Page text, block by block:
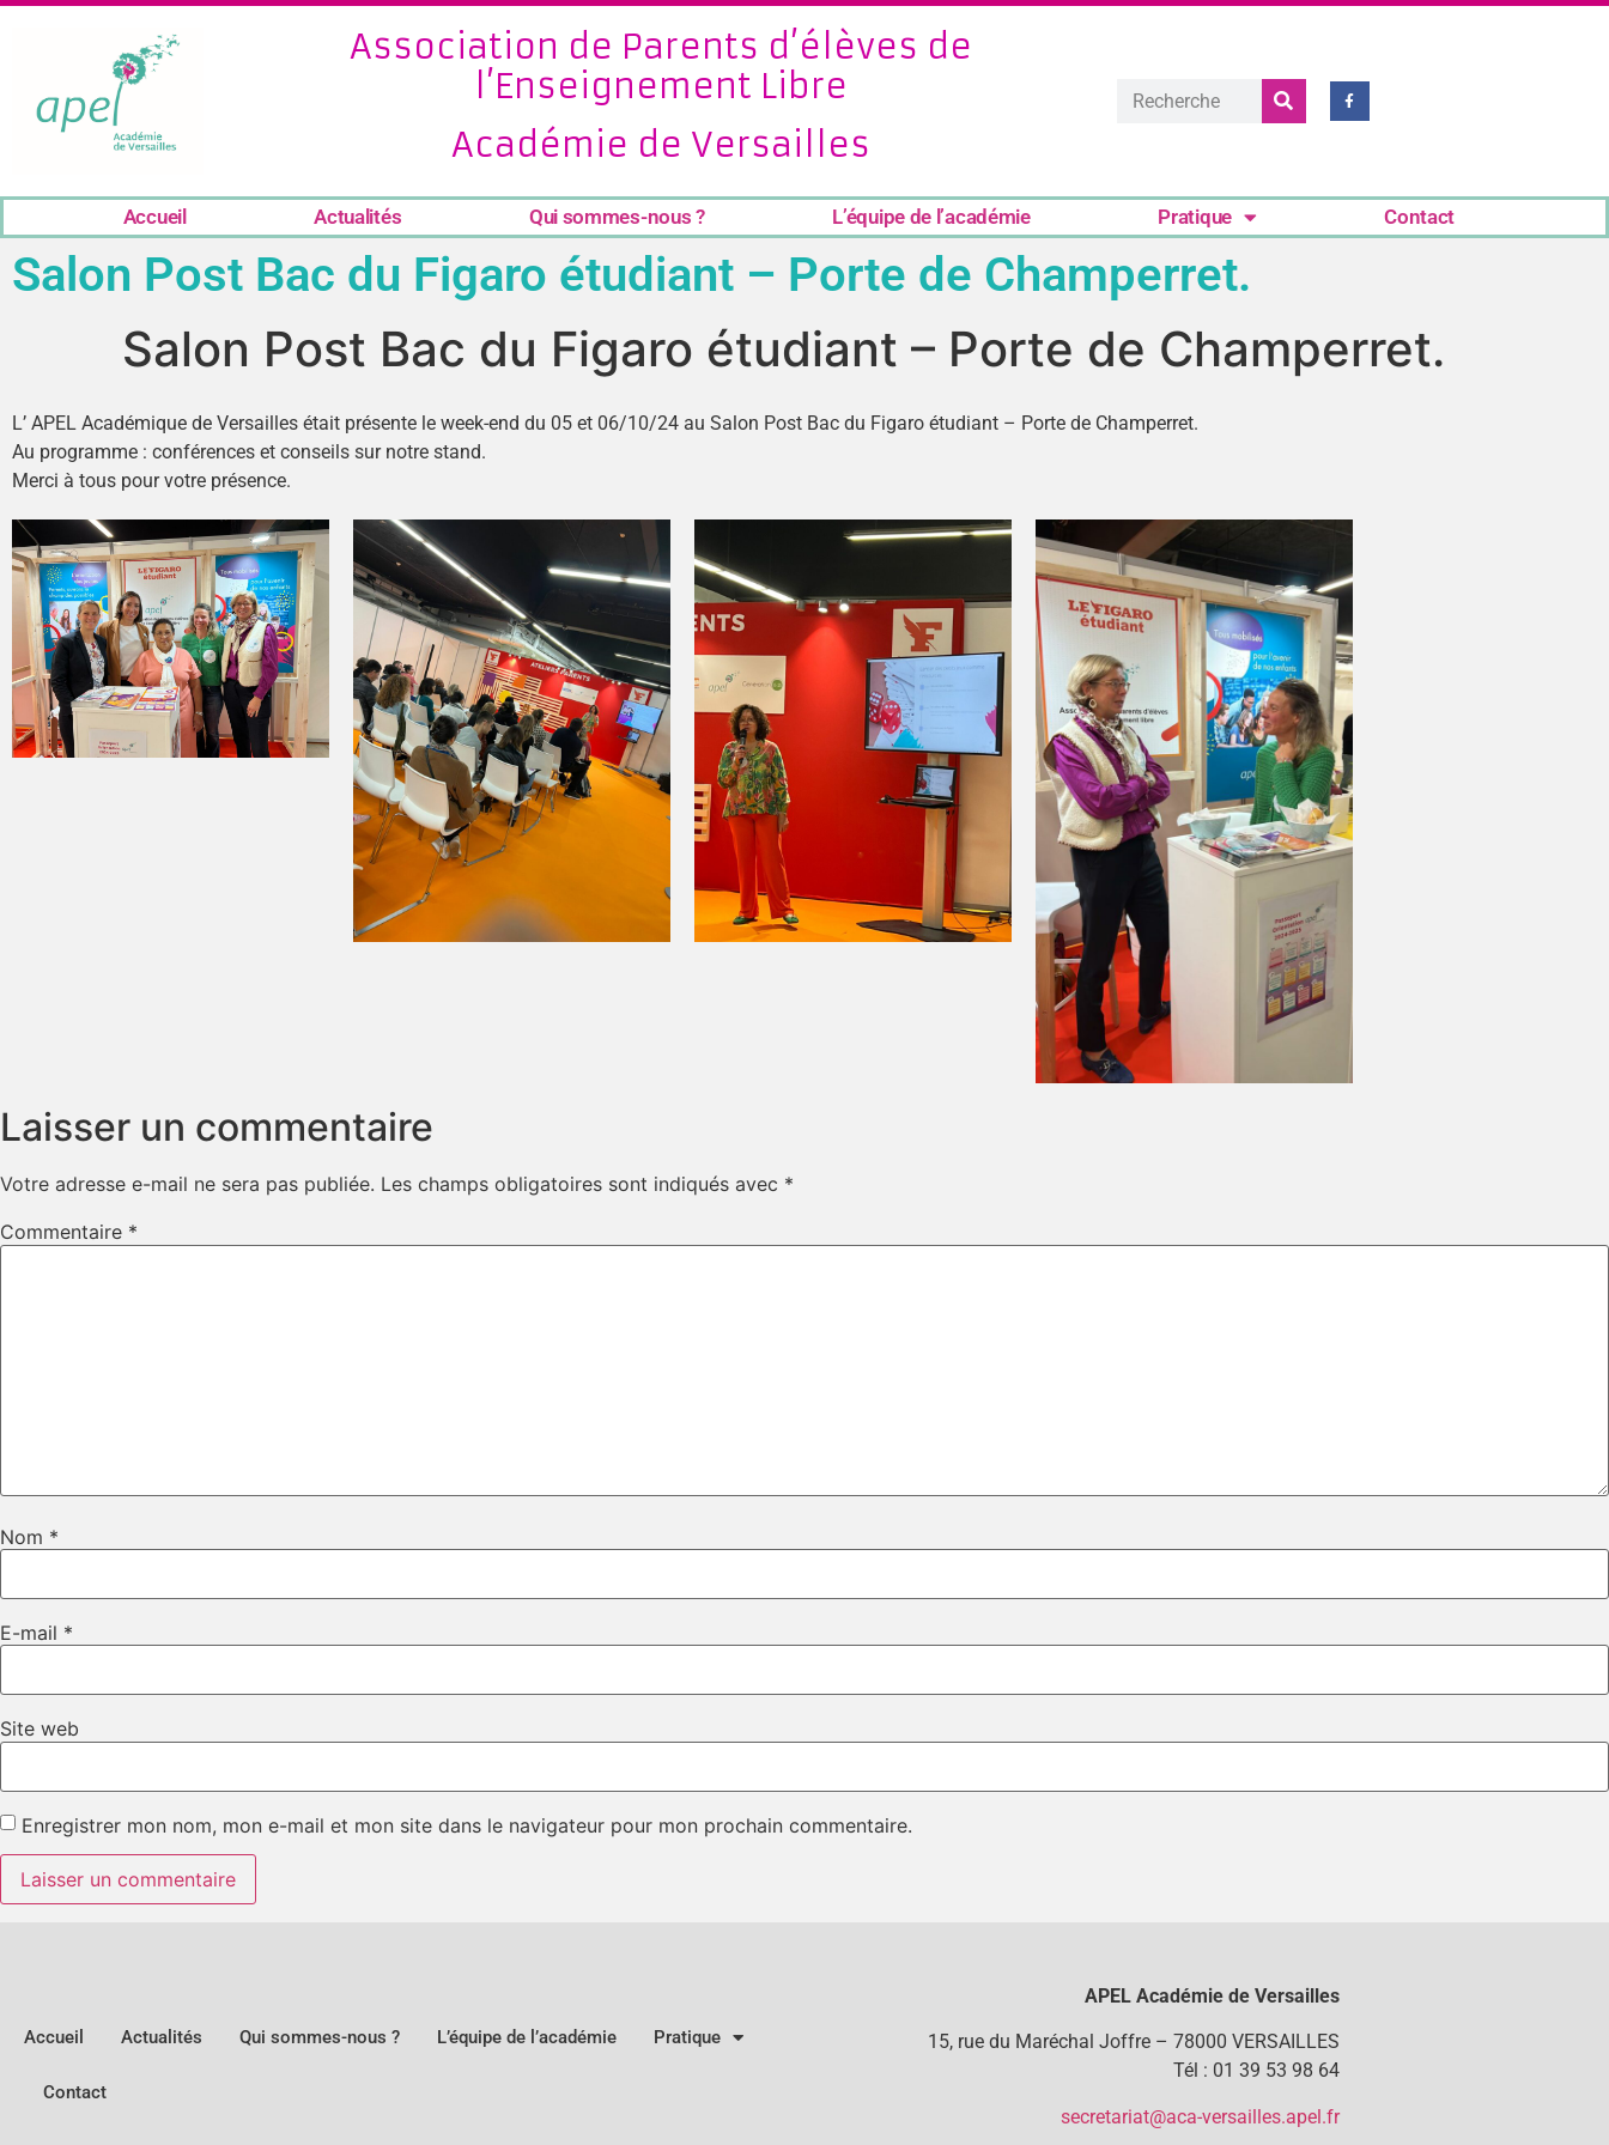
Association de Parents d’élèves de
l’Enseignement Libre
Académie de Versailles
Accueil Actualités Qui sommes-nous ? L’équipe de l’académie Pratique Contact
Salon Post Bac du Figaro étudiant – Porte de Champerret.
Salon Post Bac du Figaro étudiant – Porte de Champerret.
L’ APEL Académique de Versailles était présente le week-end du 05 et 06/10/24 au Salon Post Bac du Figaro étudiant – Porte de Champerret.
Au programme : conférences et conseils sur notre stand.
Merci à tous pour votre présence.
Laisser un commentaire
Votre adresse e-mail ne sera pas publiée. Les champs obligatoires sont indiqués avec *
Commentaire *
Nom *
E-mail *
Site web
Enregistrer mon nom, mon e-mail et mon site dans le navigateur pour mon prochain commentaire.
Accueil Actualités Qui sommes-nous ? L’équipe de l’académie Pratique
Contact
APEL Académie de Versailles
15, rue du Maréchal Joffre – 78000 VERSAILLES
Tél : 01 39 53 98 64
secretariat@aca-versailles.apel.fr